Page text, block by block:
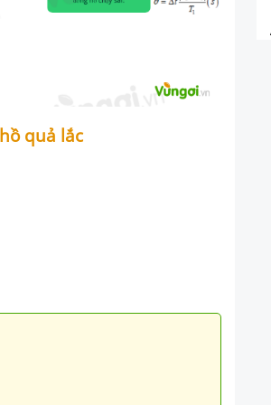
quả lắc